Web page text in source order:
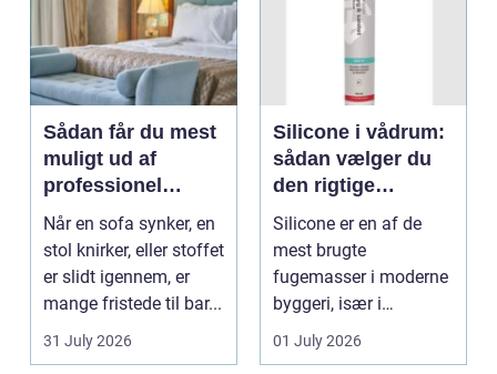
Sådan får du mest
muligt ud af
professionel
møbelpolstring
Når en sofa synker, en
stol knirker, eller stoffet
er slidt igennem, er
mange fristede til bar...
31 July 2026
Silicone i vådrum:
sådan vælger du
den rigtige
fugemasse
Silicone er en af de
mest brugte
fugemasser i moderne
byggeri, især i
badeværelser,
køkkener og andr...
01 July 2026